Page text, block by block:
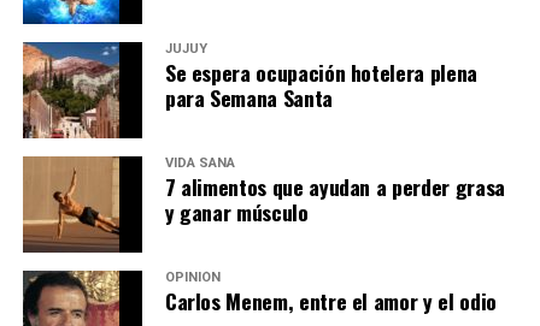
JUJUY
Se espera ocupación hotelera plena
para Semana Santa
VIDA SANA
7 alimentos que ayudan a perder grasa
y ganar músculo
OPINIÓN
Carlos Menem, entre el amor y el odio